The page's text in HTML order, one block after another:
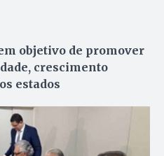
objetivo de promover
crescimento
estados